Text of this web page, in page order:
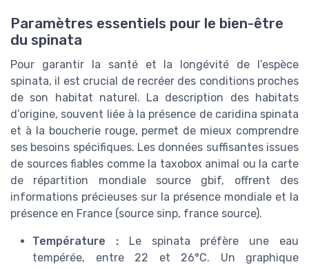
Paramètres essentiels pour le bien-être
du spinata
Pour garantir la santé et la longévité de l’espèce
spinata, il est crucial de recréer des conditions proches
de son habitat naturel. La description des habitats
d’origine, souvent liée à la présence de caridina spinata
et à la boucherie rouge, permet de mieux comprendre
ses besoins spécifiques. Les données suffisantes issues
de sources fiables comme la taxobox animal ou la carte
de répartition mondiale source gbif, offrent des
informations précieuses sur la présence mondiale et la
présence en France (source sinp, france source).
Température :Le spinata préfère une eau
tempérée, entre 22 et 26°C. Un graphique